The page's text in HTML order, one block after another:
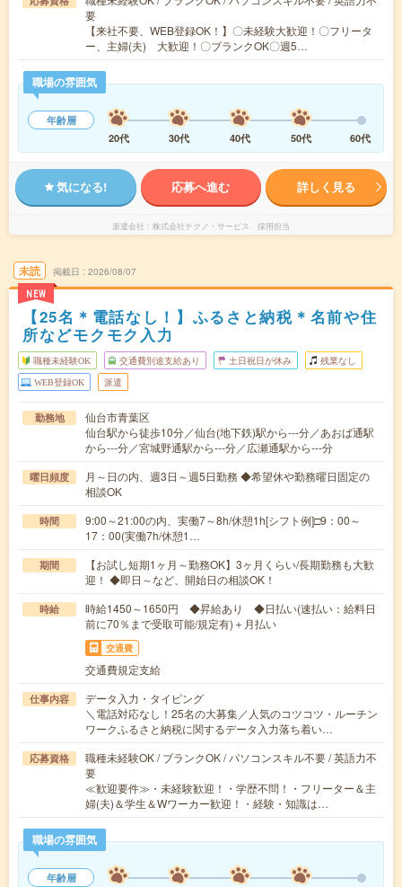
要
【来社不要、WEB登録OK！】〇未経験大歓迎！〇フリータ
ー、主婦(夫) 大歓迎！〇ブランクOK〇週5…
職場の雰囲気
年齢層
20代
30代 40代 50代 60代
気になる! 応募へ進む 詳しく見る
派遣会社 株式会社テクノ・サービス 採用担当
未読
NEW
掲載日 2026/08/07
【25名＊電話なし！】ふるさと納税＊名前や住
所などモクモク入力
職種未経験OK 交通費別途支給あり 土日祝日が休み 残業なし
WEB登録OK 派遣
勤務地
仙台市青葉区
仙台駅から徒歩10分／仙台(地下鉄)駅から---分／あおば通駅
から---分／宮城野通駅から---分／広瀬通駅から---分
曜日頻度
月～日の内、週3日～週5日勤務 ◆希望休や勤務曜日固定の
相談OK
時間
9:00～21:00の内、実働7～8h/休憩1h[シフト例]□9：00～
17：00(実働7h/休憩1…
期間
【お試し短期1ヶ月～勤務OK】3ヶ月くらい/長期勤務も大歓
迎！ ◆即日～など、開始日の相談OK！
時給
時給1450～1650円 ◆昇給あり ◆日払い(速払い：給料日
前に70％まで受取可能/規定有)＋月払い
交通費
交通費規定支給
仕事内容
データ入力・タイピング
＼電話対応なし！25名の大募集／人気のコツコツ・ルーチン
ワークふるさと納税に関するデータ入力落ち着い…
応募資格
職種未経験OK / ブランクOK / パソコンスキル不要 / 英語力不
要
≪歓迎要件≫・未経験歓迎！・学歴不問！・フリーター＆主
婦(夫)＆学生＆Wワーカー歓迎！・経験・知識は…
職場の雰囲気
年齢層